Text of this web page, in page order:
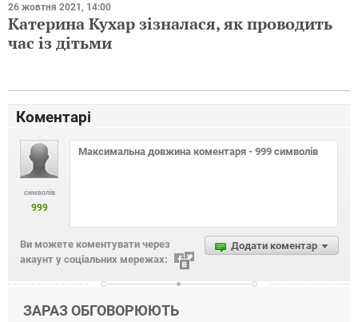
26 жовтня 2021, 14:00
Катерина Кухар зізналася, як проводить
час із дітьми
Коментарі
символів
999
Додати коментар
Ви можете коментувати через
акаунт у соціальних мережах:
ЗАРАЗ ОБГОВОРЮЮТЬ